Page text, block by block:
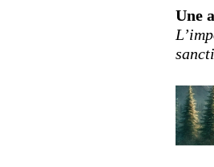
Une